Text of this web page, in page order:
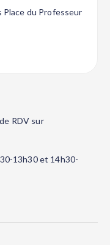
Place du Professeur
RDV sur
13h30 et 14h30-